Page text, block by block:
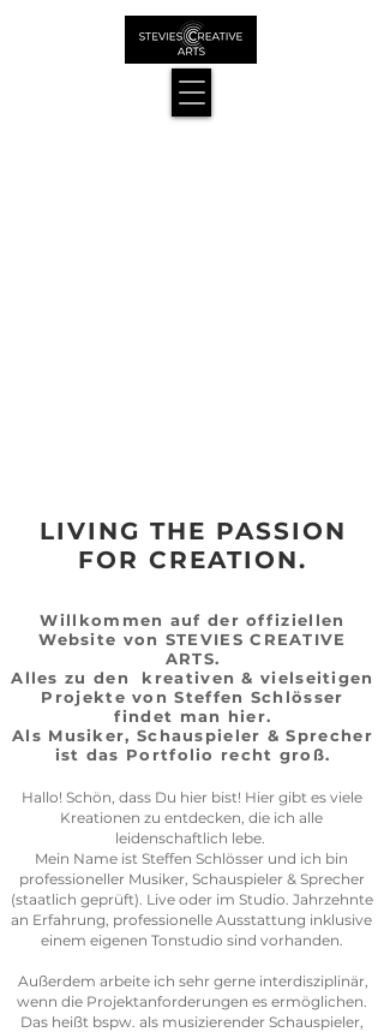
LIVING THE PASSION
FOR CREATION.
Willkommen auf der offiziellen
Website von STEVIES CREATIVE
ARTS.
Alles zu den kreativen & vielseitigen
Projekte von Steffen Schlösser
findet man hier.
Als Musiker, Schauspieler & Sprecher
ist das Portfolio recht groß.
Hallo! Schön, dass Du hier bist! Hier gibt es viele
Kreationen zu entdecken, die ich alle
leidenschaftlich lebe.
Mein Name ist Steffen Schlösser und ich bin
professioneller Musiker, Schauspieler & Sprecher
(staatlich geprüft). Live oder im Studio. Jahrzehnte
an Erfahrung, professionelle Ausstattung inklusive
einem eigenen Tonstudio sind vorhanden.
Außerdem arbeite ich sehr gerne interdisziplinär,
wenn die Projektanforderungen es ermöglichen.
Das heißt bspw. als musizierender Schauspieler,